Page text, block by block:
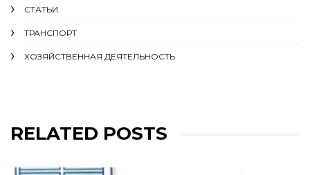
СТАТЬИ
ТРАНСПОРТ
ХОЗЯЙСТВЕННАЯ ДЕЯТЕЛЬНОСТЬ
RELATED POSTS